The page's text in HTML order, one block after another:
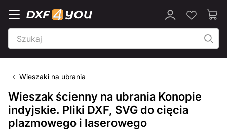
Wieszaki na ubrania
Wieszak ścienny na ubrania Konopie
indyjskie. Pliki DXF, SVG do cięcia
plazmowego i laserowego